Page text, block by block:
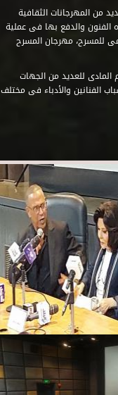
من المهرجانات الثقافية
الفنون والدفع بها فى عملية
للمسرح، مهرجان المسرح
المادى للعديد من الجهات
الفنانين والأدباء فى مختلف